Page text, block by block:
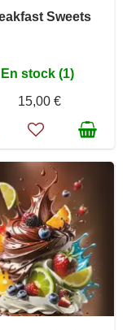
Sweets
En stock (1)
15,00 €